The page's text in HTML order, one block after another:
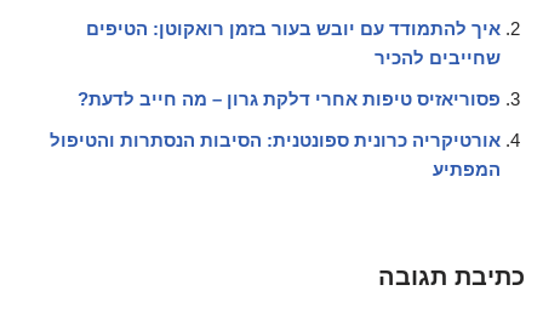
איך להתמודד עם יובש בעור בזמן רואקוטן: הטיפים
שחייבים להכיר
פסוריאזיס טיפות אחרי דלקת גרון – מה חייב לדעת?
אורטיקריה כרונית ספונטנית: הסיבות הנסתרות והטיפול
המפתיע
כתיבת תגובה